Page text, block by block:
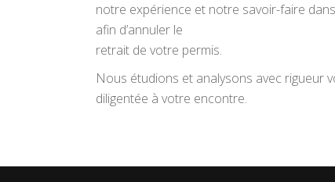
notre expérience et notre savoir-faire
afin d’annuler le
retrait de votre permis.
Nous étudions et analysons avec rigueur
diligentée à votre encontre.